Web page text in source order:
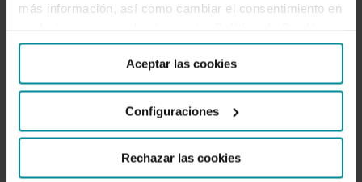
más información, así como cambiar el consentimiento en
Aceptar las cookies
Configuraciones
Rechazar las cookies